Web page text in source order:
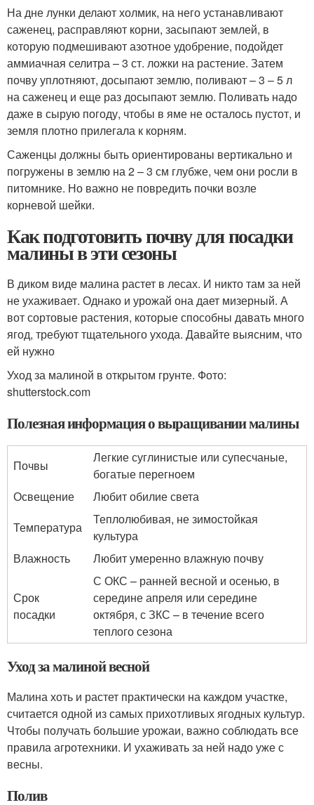
На дне лунки делают холмик, на него устанавливают
саженец, расправляют корни, засыпают землей, в
которую подмешивают азотное удобрение, подойдет
аммиачная селитра – 3 ст. ложки на растение. Затем
почву уплотняют, досыпают землю, поливают – 3 – 5 л
на саженец и еще раз досыпают землю. Поливать надо
даже в сырую погоду, чтобы в яме не осталось пустот, и
земля плотно прилегала к корням.
Саженцы должны быть ориентированы вертикально и
погружены в землю на 2 – 3 см глубже, чем они росли в
питомнике. Но важно не повредить почки возле
корневой шейки.
Как подготовить почву для посадки
малины в эти сезоны
В диком виде малина растет в лесах. И никто там за ней
не ухаживает. Однако и урожай она дает мизерный. А
вот сортовые растения, которые способны давать много
ягод, требуют тщательного ухода. Давайте выясним, что
ей нужно
Уход за малиной в открытом грунте. Фото:
shutterstock.com
Полезная информация о выращивании малины
Почвы
Легкие суглинистые или супесчаные,
богатые перегноем
Освещение
Любит обилие света
Температура
Теплолюбивая, не зимостойкая
культура
Влажность
Любит умеренно влажную почву
Срок
посадки
С ОКС – ранней весной и осенью, в
середине апреля или середине
октября, с ЗКС – в течение всего
теплого сезона
Уход за малиной весной
Малина хоть и растет практически на каждом участке,
считается одной из самых прихотливых ягодных культур.
Чтобы получать большие урожаи, важно соблюдать все
правила агротехники. И ухаживать за ней надо уже с
весны.
Полив